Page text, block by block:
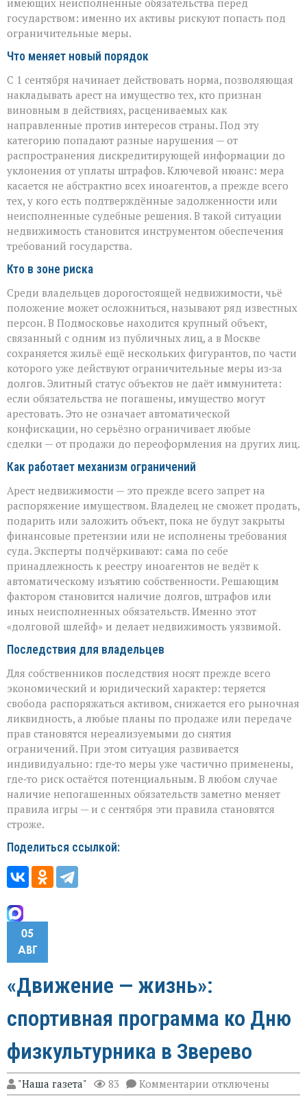
сентября
государством: именно их активы рискуют попасть под
ограничительные меры.
Что меняет новый порядок
С 1 сентября начинает действовать норма, позволяющая
накладывать арест на имущество тех, кто признан
виновным в действиях, расцениваемых как
направленные против интересов страны. Под эту
категорию попадают разные нарушения — от
распространения дискредитирующей информации до
уклонения от уплаты штрафов. Ключевой нюанс: мера
касается не абстрактно всех иноагентов, а прежде всего
тех, у кого есть подтверждённые задолженности или
неисполненные судебные решения. В такой ситуации
недвижимость становится инструментом обеспечения
требований государства.
Кто в зоне риска
Среди владельцев дорогостоящей недвижимости, чьё
положение может осложниться, называют ряд известных
персон. В Подмосковье находится крупный объект,
связанный с одним из публичных лиц, а в Москве
сохраняется жильё ещё нескольких фигурантов, по части
которого уже действуют ограничительные меры из‑за
долгов. Элитный статус объектов не даёт иммунитета:
если обязательства не погашены, имущество могут
арестовать. Это не означает автоматической
конфискации, но серьёзно ограничивает любые
сделки — от продажи до переоформления на других лиц.
Как работает механизм ограничений
Арест недвижимости — это прежде всего запрет на
распоряжение имуществом. Владелец не сможет продать,
подарить или заложить объект, пока не будут закрыты
финансовые претензии или не исполнены требования
суда. Эксперты подчёркивают: сама по себе
принадлежность к реестру иноагентов не ведёт к
автоматическому изъятию собственности. Решающим
фактором становится наличие долгов, штрафов или
иных неисполненных обязательств. Именно этот
«долговой шлейф» и делает недвижимость уязвимой.
Последствия для владельцев
Для собственников последствия носят прежде всего
экономический и юридический характер: теряется
свобода распоряжаться активом, снижается его рыночная
ликвидность, а любые планы по продаже или передаче
прав становятся нереализуемыми до снятия
ограничений. При этом ситуация развивается
индивидуально: где‑то меры уже частично применены,
где‑то риск остаётся потенциальным. В любом случае
наличие непогашенных обязательств заметно меняет
правила игры — и с сентября эти правила становятся
строже.
Поделиться ссылкой:
05
АВГ
«Движение — жизнь»:
спортивная программа ко Дню
физкультурника в Зверево
"Наша газета" 83 Комментарии к
записи
отключены